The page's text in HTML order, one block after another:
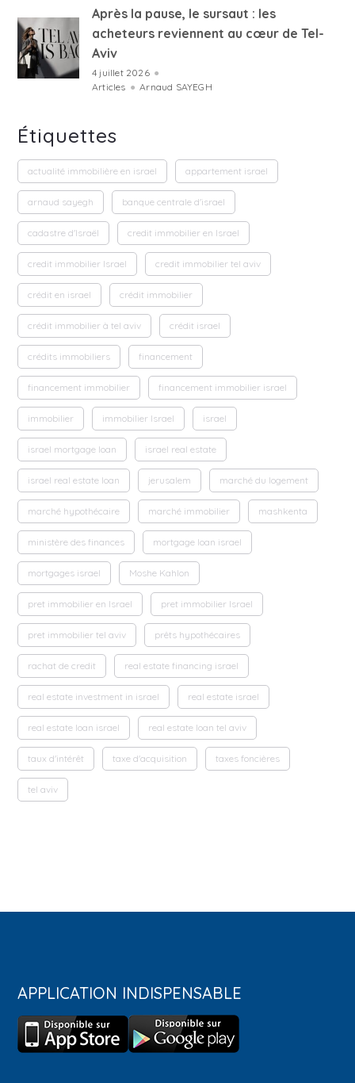
Après la pause, le sursaut : les
acheteurs reviennent au cœur de Tel-
Aviv
4 juillet 2026 ●
Articles ● Arnaud SAYEGH
Étiquettes
actualité immobilière en israel appartement israel
arnaud sayegh banque centrale d'israel
cadastre d'Israël credit immobilier en Israel
credit immobilier Israel credit immobilier tel aviv
crédit en israel crédit immobilier
crédit immobilier à tel aviv crédit israel
crédits immobiliers financement
financement immobilier financement immobilier israel
immobilier immobilier Israel israel
israel mortgage loan israel real estate
israel real estate loan jerusalem marché du logement
marché hypothécaire marché immobilier mashkenta
ministère des finances mortgage loan israel
mortgages israel Moshe Kahlon
pret immobilier en Israel pret immobilier Israel
pret immobilier tel aviv prêts hypothécaires
rachat de credit real estate financing israel
real estate investment in israel real estate israel
real estate loan israel real estate loan tel aviv
taux d'intérêt taxe d'acquisition taxes foncières
tel aviv
APPLICATION INDISPENSABLE